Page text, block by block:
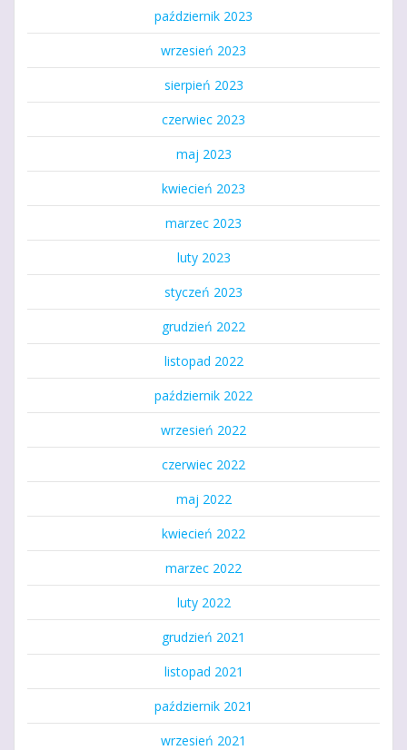
październik 2023
wrzesień 2023
sierpień 2023
czerwiec 2023
maj 2023
kwiecień 2023
marzec 2023
luty 2023
styczeń 2023
grudzień 2022
listopad 2022
październik 2022
wrzesień 2022
czerwiec 2022
maj 2022
kwiecień 2022
marzec 2022
luty 2022
grudzień 2021
listopad 2021
październik 2021
wrzesień 2021